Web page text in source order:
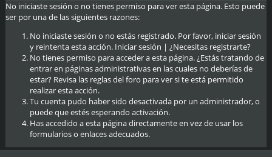
No iniciaste sesión o no tienes permiso para ver esta página. Esto puede
ser por una de las siguientes razones:
No iniciaste sesión o no estás registrado. Por favor, iniciar sesión
y reintenta esta acción. Iniciar sesión | ¿Necesitas registrarte?
No tienes permiso para acceder a esta página. ¿Estás tratando de
entrar en páginas administrativas en las cuales no deberías de
estar? Revisa las reglas del foro para ver si te está permitido
realizar esta acción.
Tu cuenta pudo haber sido desactivada por un administrador, o
puede que estés esperando activación.
Has accedido a esta página directamente en vez de usar los
formularios o enlaces adecuados.